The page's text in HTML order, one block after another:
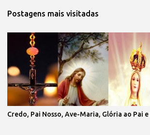
Postagens mais visitadas
Credo, Pai Nosso, Ave-Maria, Glória ao Pai e